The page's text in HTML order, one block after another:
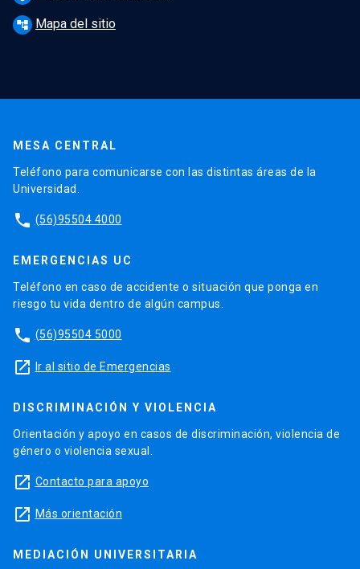
account_tree Mapa del sitio
MESA CENTRAL
Teléfono para comunicarse con las distintas áreas de la
Universidad.
phone (56)95504 4000
EMERGENCIAS UC
Teléfono en caso de accidente o situación que ponga en
riesgo tu vida dentro de algún campus.
phone (56)95504 5000
launch Ir al sitio de Emergencias
DISCRIMINACIÓN Y VIOLENCIA
Orientación y apoyo en casos de discriminación, violencia de
género o violencia sexual.
launch Contacto para apoyo
launch Más orientación
MEDIACIÓN UNIVERSITARIA